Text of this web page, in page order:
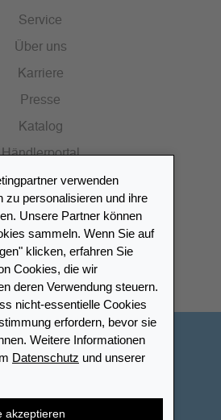
Service
Über uns
Karriere
Presse
Katalog
Händlerportal
Händler finden
verwenden
zu personalisieren und ihre
Unsere Partner können
sammeln. Wenn Sie auf
klicken, erfahren Sie
Cookies, die wir
deren Verwendung steuern.
nicht-essentielle Cookies
erfordern, bevor sie
Weitere Informationen
Datenschutz und unserer
akzeptieren